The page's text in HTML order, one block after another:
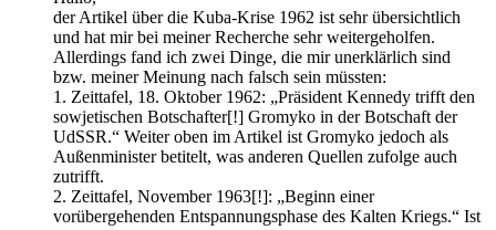
der Artikel über die Kuba-Krise 1962 ist sehr übersichtlich
und hat mir bei meiner Recherche sehr weitergeholfen.
Allerdings fand ich zwei Dinge, die mir unerklärlich sind
bzw. meiner Meinung nach falsch sein müssten:
1. Zeittafel, 18. Oktober 1962: „Präsident Kennedy trifft den
sowjetischen Botschafter[!] Gromyko in der Botschaft der
UdSSR.“ Weiter oben im Artikel ist Gromyko jedoch als
Außenminister betitelt, was anderen Quellen zufolge auch
zutrifft.
2. Zeittafel, November 1963[!]: „Beginn einer
vorübergehenden Entspannungsphase des Kalten Kriegs.“ Ist